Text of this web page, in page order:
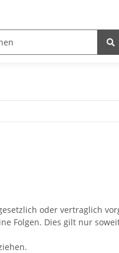
Sprühfarben
oder vertraglich
Folgen. Dies gilt nur